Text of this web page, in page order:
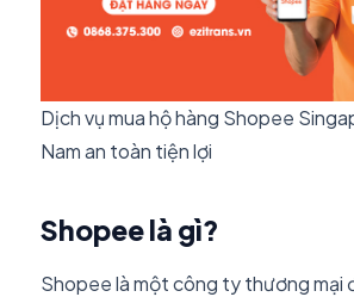
Dịch vụ mua hộ hàng Shopee
Nam an toàn tiện lợi
Shopee là gì?
Shopee là một công ty thương mại